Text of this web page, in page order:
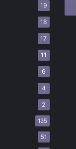
19
18
17
11
6
4
2
135
51